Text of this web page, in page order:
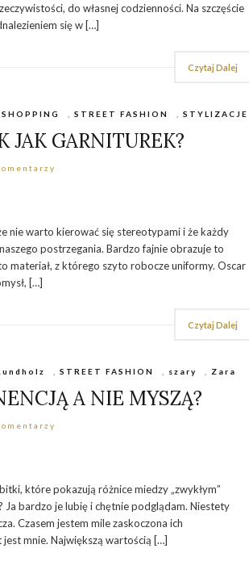
do własnej codzienności. Na szczęście
się w […]
Czytaj Dalej
SHOPPING STREET FASHION STYLIZACJE
GARNITUREK?
nie warto kierować się stereotypami i że każdy
postrzegania. Bardzo fajnie obrazuje to
materiał, z którego szyto robocze uniformy. Oscar
[…]
Czytaj Dalej
,STREET FASHION szary Zara
A NIE MYSZĄ?
które pokazują różnice miedzy „zwykłym”
Ja bardzo je lubię i chętnie podglądam. Niestety
Czasem jestem mile zaskoczona ich
mnie. Największą wartością […]